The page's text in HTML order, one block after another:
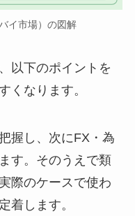
イ市場）の図解
以下のポイントを
くなります。
握し、次にFX・為
す。そのうえで類
際のケースで使わ
着します。